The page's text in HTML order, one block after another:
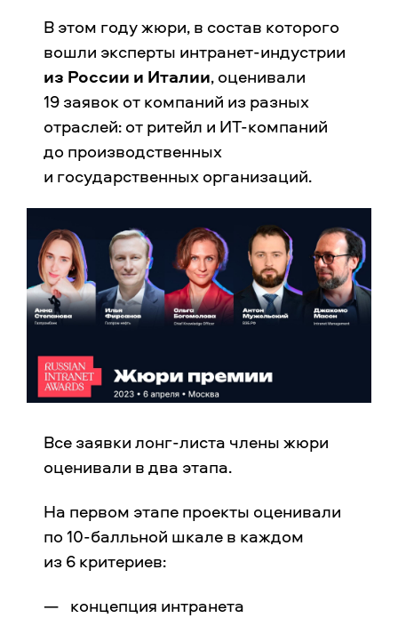
В этом году жюри, в состав которого
вошли эксперты интранет-индустрии
из России и Италии, оценивали
19 заявок от компаний из разных
отраслей: от ритейл и ИТ-компаний
до производственных
и государственных организаций.
Все заявки лонг-листа члены жюри
оценивали в два этапа.
На первом этапе проекты оценивали
по 10-балльной шкале в каждом
из 6 критериев:
концепция интранета